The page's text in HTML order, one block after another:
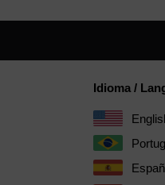
Idioma /